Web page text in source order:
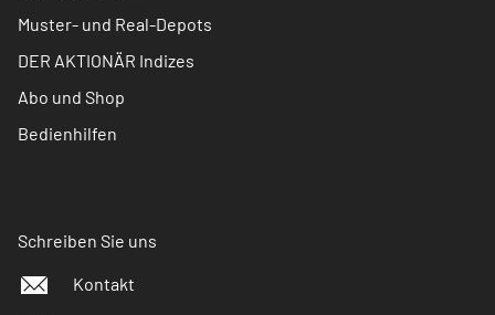
Muster- und Real-Depots
DER AKTIONÄR Indizes
Abo und Shop
Bedienhilfen
Schreiben Sie uns
Kontakt